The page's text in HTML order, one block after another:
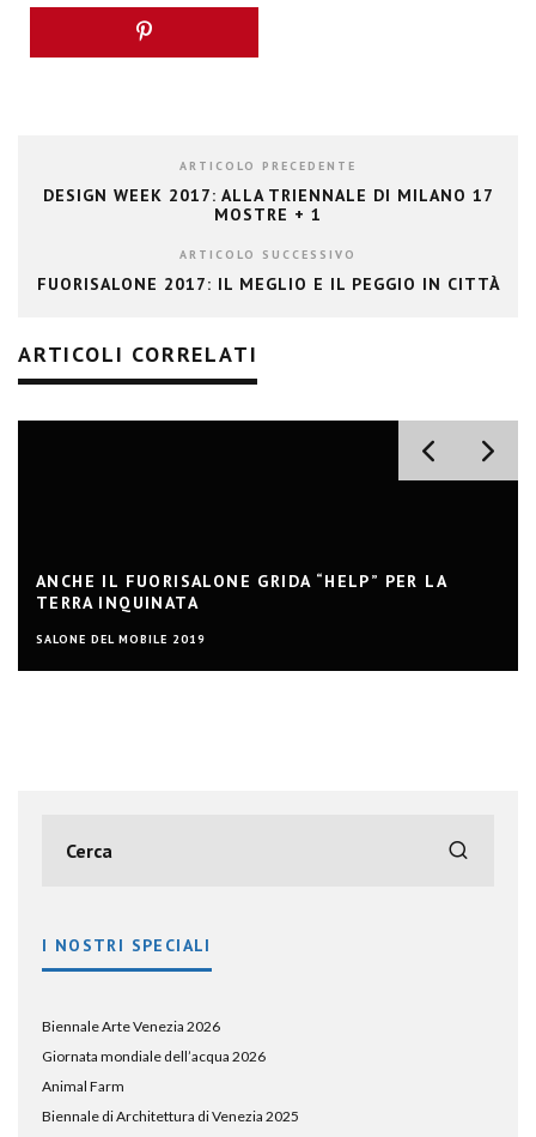
ARTICOLO PRECEDENTE
DESIGN WEEK 2017: ALLA TRIENNALE DI MILANO 17
MOSTRE + 1
ARTICOLO SUCCESSIVO
FUORISALONE 2017: IL MEGLIO E IL PEGGIO IN CITTÀ
ARTICOLI CORRELATI
ANCHE IL FUORISALONE GRIDA “HELP” PER LA
TERRA INQUINATA
SALONE DEL MOBILE 2019
I NOSTRI SPECIALI
Biennale Arte Venezia 2026
Giornata mondiale dell’acqua 2026
Animal Farm
Biennale di Architettura di Venezia 2025